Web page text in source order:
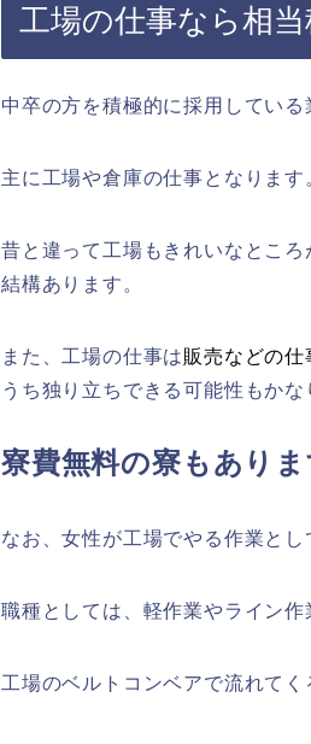
工場の仕事なら相
中卒の方を積極的に採用してい
主に工場や倉庫の仕事となります
昔と違って工場もきれいなとこ
結構あります。
また、工場の仕事は販売などの仕
うち独り立ちできる可能性もかな
寮費無料の寮もありま
なお、女性が工場でやる作業と
職種としては、軽作業やライン作
工場のベルトコンベアで流れて